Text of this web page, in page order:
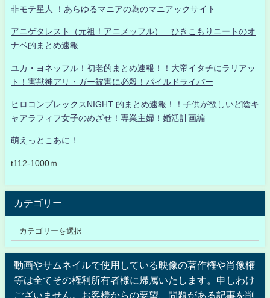
非モテ星人 ！あらゆるマニアの為のマニアックサイト
アニゲタレスト（元祖！アニメッフル） ひきこもりニートのオ
ナベ的まとめ速報
ユカ・ヨネッフル！初老的まとめ速報！！大帝イタチにラリアッ
ト！害獣神アリ・ガー被害に必殺！パイルドライバー
ヒロコンプレックスNIGHT 的まとめ速報！！子供が欲しいど陰キ
ャアラフィフ女子のめざせ！専業主婦！婚活計画編
萌えっとこあに！
t112-1000ｍ
カテゴリー
動画やサムネイルで使用している映像の著作権や肖像権
等は全てその権利所有者様に帰属いたします。申しわけ
ございません。お客様からの要望、問題がある記事を削